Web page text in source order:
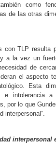
como
de las otras
TLP resulta
a la vez un
de
el aspecto
Esta
e intolerancia
por lo que
interpersonal”.
interpersonal